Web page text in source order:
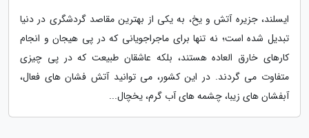
ایسلند، جزیره آتش و یخ، به یکی از بهترین مقاصد گردشگری در دنیا
تبدیل شده است؛ نه تنها برای ماجراجویانی که در پی هیجان و انجام
کارهای خارق العاده هستند، بلکه عاشقان طبیعت که در پی چیزی
متفاوت می گردند. در این کشور، می توانید آتش فشان های فعال،
آبفشان های زیبا، چشمه های آب گرم، یخچال...